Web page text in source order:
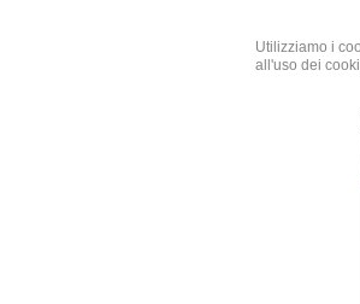
Utilizziamo i
all'uso dei